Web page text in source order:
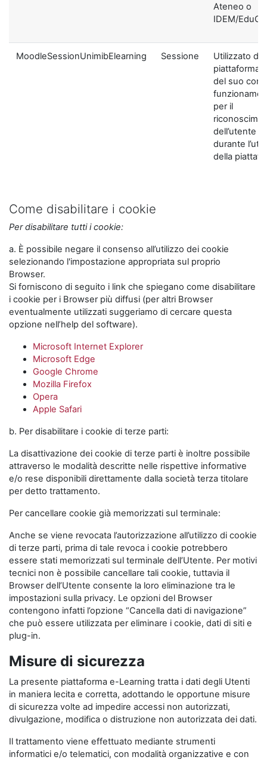
Ateneo o
IDEM/
MoodleSessionUnimibElearning Sessione
Utilizzato
piattaforma
del suo
per il
dell’utente
durante
della
Come disabilitare i cookie
Per disabilitare tutti i cookie:
a. È possibile negare il consenso all’utilizzo dei cookie
selezionando l'impostazione appropriata sul proprio
Browser.
Si forniscono di seguito i link che spiegano come disabilitare
i cookie per i Browser più diffusi (per altri Browser
eventualmente utilizzati suggeriamo di cercare questa
opzione nell’help del software).
Microsoft Internet Explorer
Microsoft Edge
Google Chrome
Mozilla Firefox
Opera
Apple Safari
b. Per disabilitare i cookie di terze parti:
La disattivazione dei cookie di terze parti è inoltre possibile
attraverso le modalità descritte nelle rispettive informative
e/o rese disponibili direttamente dalla società terza titolare
per detto trattamento.
Per cancellare cookie già memorizzati sul terminale:
Anche se viene revocata l’autorizzazione all’utilizzo di cookie
di terze parti, prima di tale revoca i cookie potrebbero
essere stati memorizzati sul terminale dell’Utente. Per motivi
tecnici non è possibile cancellare tali cookie, tuttavia il
Browser dell’Utente consente la loro eliminazione tra le
impostazioni sulla privacy. Le opzioni del Browser
contengono infatti l’opzione “Cancella dati di navigazione”
che può essere utilizzata per eliminare i cookie, dati di siti e
plug-in.
Misure di sicurezza
La presente piattaforma e-Learning tratta i dati degli Utenti
in maniera lecita e corretta, adottando le opportune misure
di sicurezza volte ad impedire accessi non autorizzati,
divulgazione, modifica o distruzione non autorizzata dei dati.
Il trattamento viene effettuato mediante strumenti
informatici e/o telematici, con modalità organizzative e con